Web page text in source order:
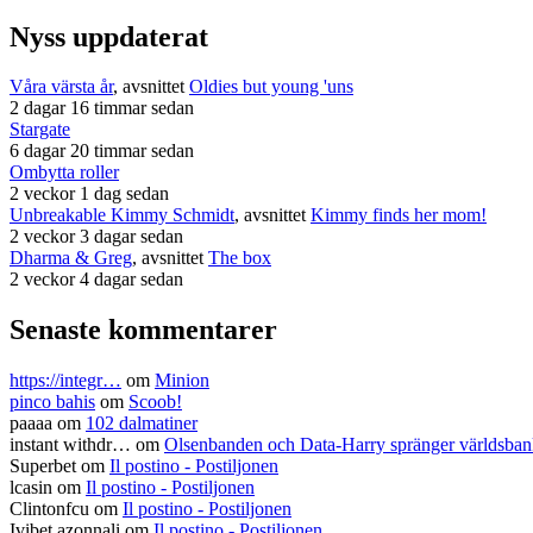
Nyss uppdaterat
Våra värsta år, avsnittetOldies but young 'uns
2 dagar 16 timmar sedan
Stargate
6 dagar 20 timmar sedan
Ombytta roller
2 veckor 1 dag sedan
Unbreakable Kimmy Schmidt, avsnittetKimmy finds her mom!
2 veckor 3 dagar sedan
Dharma & Greg, avsnittetThe box
2 veckor 4 dagar sedan
Senaste kommentarer
https://integr… om Minion
pinco bahis om Scoob!
paaaa om 102 dalmatiner
instant withdr… om Olsenbanden och Data-Harry spränger
Superbet om Il postino - Postiljonen
lcasin om Il postino - Postiljonen
Clintonfcu om Il postino - Postiljonen